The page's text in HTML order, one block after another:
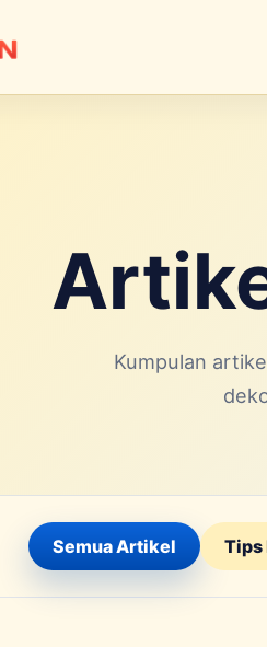
Kumpulan
Semua Artikel Tips